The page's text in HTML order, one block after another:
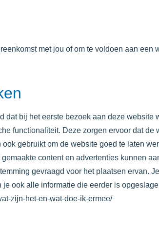
met jou of om te voldoen aan een
bij het eerste bezoek aan deze website
functionaliteit. Deze zorgen ervoor dat de
gebruikt om de website goed te laten
content en advertenties kunnen
gevraagd voor het plaatsen ervan.
ook alle informatie die eerder is
zijn-het-en-wat-doe-ik-ermee/